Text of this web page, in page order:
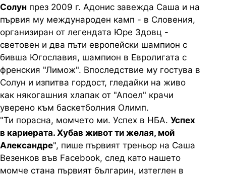
Солун през 2009 г. Адонис завежда Саша и на
първия му международен камп - в Словения,
организиран от легендата Юре Здовц -
световен и два пъти европейски шампион с
бивша Югославия, шампион в Евролигата с
френския "Лимож". Впоследствие му гостува в
Солун и изпитва гордост, гледайки на живо
как някогашния хлапак от "Апоел" крачи
уверено към баскетболния Олимп.
"Ти порасна, момчето ми. Успех в НБА. Успех
в кариерата. Хубав живот ти желая, мой
Александре", пише първият треньор на Саша
Везенков във Facebook, след като нашето
момче стана първият българин, изтеглен в